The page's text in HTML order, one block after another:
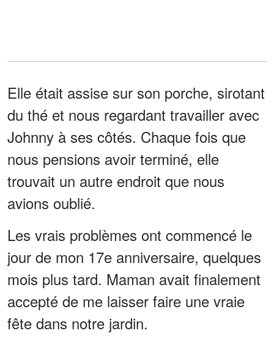
Elle était assise sur son porche, sirotant
du thé et nous regardant travailler avec
Johnny à ses côtés. Chaque fois que
nous pensions avoir terminé, elle
trouvait un autre endroit que nous
avions oublié.
Les vrais problèmes ont commencé le
jour de mon 17e anniversaire, quelques
mois plus tard. Maman avait finalement
accepté de me laisser faire une vraie
fête dans notre jardin.